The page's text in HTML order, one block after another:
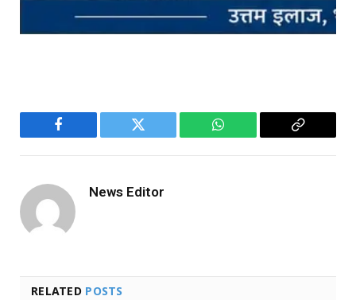
Facebook Twitter WhatsApp
Copy
News Editor
RELATED POSTS